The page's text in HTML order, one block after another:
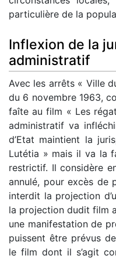
particulière de la
Inflexion de la
administratif
Avec les arrêts « Ville
du 6 novembre 1963,
faîte au film « Les
administratif va
d’Etat maintient la
Lutétia » mais il va la
restrictif. Il considère
annulé, pour excès de
interdit la projection
la projection dudit film
une manifestation de
puissent être prévus
le film dont il s’agit